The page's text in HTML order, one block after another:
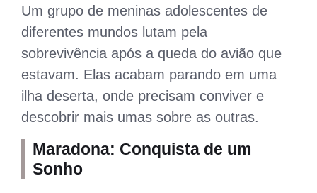
Um grupo de meninas adolescentes de
diferentes mundos lutam pela
sobrevivência após a queda do avião que
estavam. Elas acabam parando em uma
ilha deserta, onde precisam conviver e
descobrir mais umas sobre as outras.
Maradona: Conquista de um
Sonho